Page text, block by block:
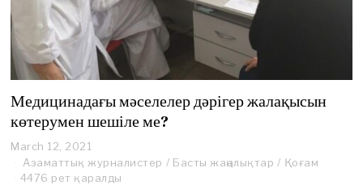
Медицинадағы мәселелер дәрігер жалақысын
көтерумен шешіле ме?
March 12, 2021
p
r
Азаматтық журналистер / Басты жаңалықтар / Қоғам
4476 рет қаралды